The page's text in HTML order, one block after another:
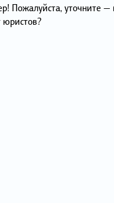
Пожалуйста, уточните
юристов?